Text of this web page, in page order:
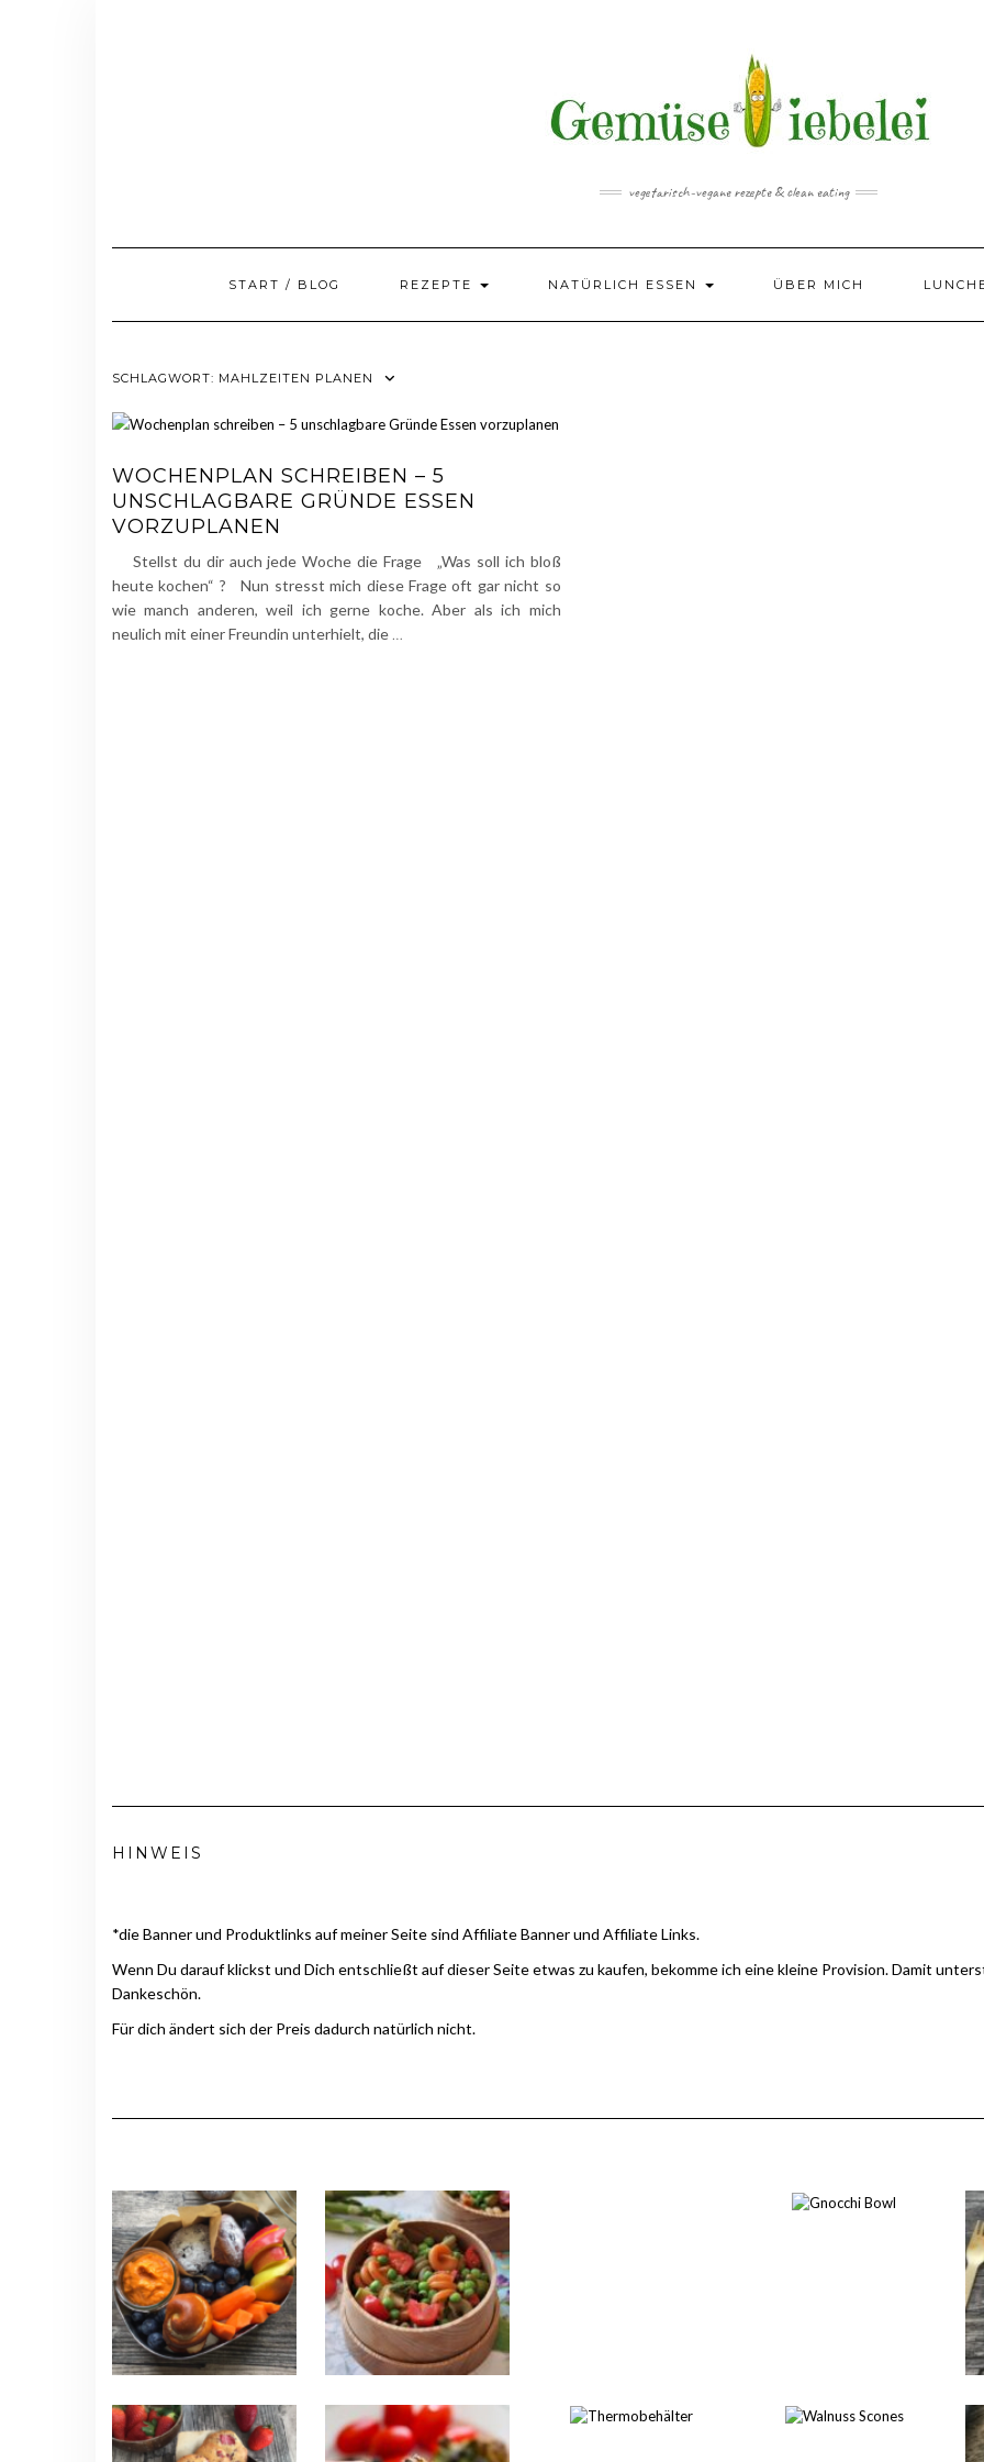
vegetarisch-vegane rezepte & clean eating
START / BLOG REZEPTE NATÜRLICH ESSEN ÜBER MICH
SCHLAGWORT: MAHLZEITEN PLANEN
WOCHENPLAN SCHREIBEN – 5
UNSCHLAGBARE GRÜNDE ESSEN
VORZUPLANEN
Stellst du dir auch jede Woche die Frage „Was soll ich bloß
heute kochen“ ? Nun stresst mich diese Frage oft gar nicht so
wie manch anderen, weil ich gerne koche. Aber als ich mich
neulich mit einer Freundin unterhielt, die …
HINWEIS
*die Banner und Produktlinks auf meiner Seite sind Affiliate Banner und Affiliate Links.
Wenn Du darauf klickst und Dich entschließt auf dieser Seite etwas zu kaufen, bekomme ich eine kleine Provision. Damit
Dankeschön.
Für dich ändert sich der Preis dadurch natürlich nicht.